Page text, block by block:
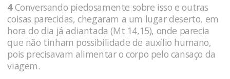
4Conversando piedosamente sobre isso e outras
coisas parecidas, chegaram a um lugar deserto, em
hora do dia já adiantada (Mt 14,15), onde parecia
que não tinham possibilidade de auxílio humano,
pois precisavam alimentar o corpo pelo cansaço da
viagem.